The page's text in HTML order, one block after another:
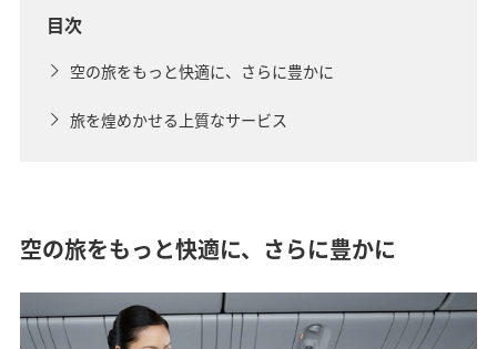
目次
空の旅をもっと快適に、さらに豊かに
旅を煌めかせる上質なサービス
空の旅をもっと快適に、さらに豊かに